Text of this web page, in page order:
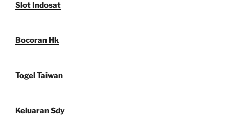
Slot Indosat
Bocoran Hk
Togel Taiwan
Keluaran Sdy